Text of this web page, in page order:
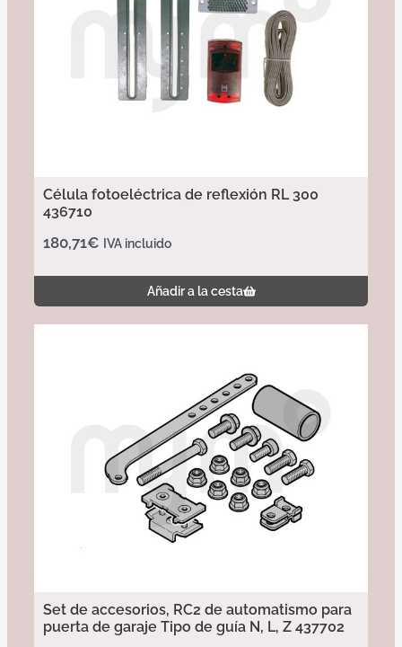
Célula fotoeléctrica de reflexión RL 300
436710
180,71€ IVA incluido
Añadir a la cesta
Set de accesorios, RC2 de automatismo para
puerta de garaje Tipo de guía N, L, Z 437702